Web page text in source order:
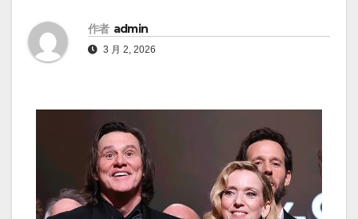
作者 admin
3 月 2, 2026